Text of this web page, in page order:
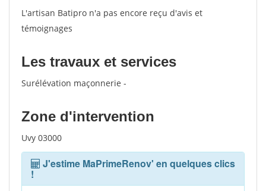
L'artisan Batipro n'a pas encore reçu d'avis et
témoignages
Les travaux et services
Surélévation maçonnerie -
Zone d'intervention
Uvy 03000